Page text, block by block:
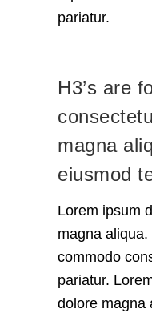
pariatur.
H3’s are
magna
eiusmod
Lorem ipsum
magna
commodo
pariatur.
dolore magna